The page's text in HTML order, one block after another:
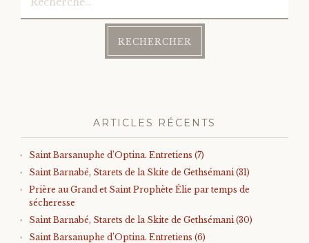
ARTICLES RÉCENTS
Saint Barsanuphe d’Optina. Entretiens (7)
Saint Barnabé, Starets de la Skite de Gethsémani (31)
Prière au Grand et Saint Prophète Élie par temps de
sécheresse
Saint Barnabé, Starets de la Skite de Gethsémani (30)
Saint Barsanuphe d’Optina. Entretiens (6)